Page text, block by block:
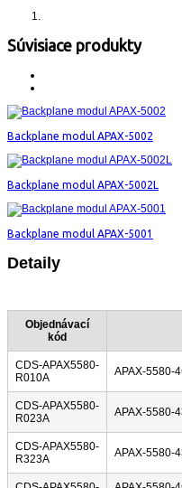
Súvisiace produkty
Backplane modul APAX-5002
Backplane modul APAX-5002L
Backplane modul APAX-5001
Detaily
Objednávací
kód
CDS-APAX5580-
R010A
APAX-5580-
CDS-APAX5580-
R023A
APAX-5580-
CDS-APAX5580-
R323A
APAX-5580-